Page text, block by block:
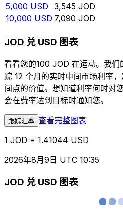
5,000 USD 3,545 JOD
10,000 USD 7,090 JOD
JOD 兑 USD 图表
看看您的100 JOD 在运动。我
踪 12 个月的实时中间市场利率
间点的价值。想知道利率何时对
会在费率达到目标时通知您。
跟踪汇率 查看完整图表
1 JOD = 1.41044 USD
2026年8月9日 UTC 10:35
JOD 兑 USD 图表